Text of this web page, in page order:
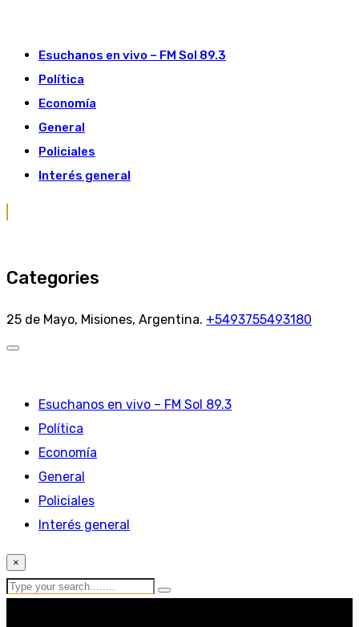
content
Esuchanos en vivo – FM Sol 89.3
Política
Economía
General
Policiales
Interés general
Categories
25 de Mayo, Misiones, Argentina. +5493755493180
Esuchanos en vivo – FM Sol 89.3
Política
Economía
General
Policiales
Interés general
×